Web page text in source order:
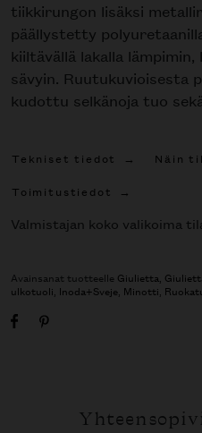
tiikkirungon lisäksi
päällystetty
kiiltävällä lakalla
sävyin. Ruutukuvioisesta
kudottu selkänoja tuo
Tekniset tiedot
Näin
Toimitustiedot
Valmistajan koko valikoima
Avainsanat tuotteelle Giulietta,
ulkotuoli, Inoda+Sveje, Minotti,